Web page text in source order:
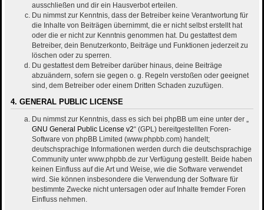
ausschließen und dir ein Hausverbot erteilen.
Du nimmst zur Kenntnis, dass der Betreiber keine Verantwortung für
die Inhalte von Beiträgen übernimmt, die er nicht selbst erstellt hat
oder die er nicht zur Kenntnis genommen hat. Du gestattest dem
Betreiber, dein Benutzerkonto, Beiträge und Funktionen jederzeit zu
löschen oder zu sperren.
Du gestattest dem Betreiber darüber hinaus, deine Beiträge
abzuändern, sofern sie gegen o. g. Regeln verstoßen oder geeignet
sind, dem Betreiber oder einem Dritten Schaden zuzufügen.
4. GENERAL PUBLIC LICENSE
Du nimmst zur Kenntnis, dass es sich bei phpBB um eine unter der „
GNU General Public License v2“ (GPL) bereitgestellten Foren-
Software von phpBB Limited (www.phpbb.com) handelt;
deutschsprachige Informationen werden durch die deutschsprachige
Community unter www.phpbb.de zur Verfügung gestellt. Beide haben
keinen Einfluss auf die Art und Weise, wie die Software verwendet
wird. Sie können insbesondere die Verwendung der Software für
bestimmte Zwecke nicht untersagen oder auf Inhalte fremder Foren
Einfluss nehmen.